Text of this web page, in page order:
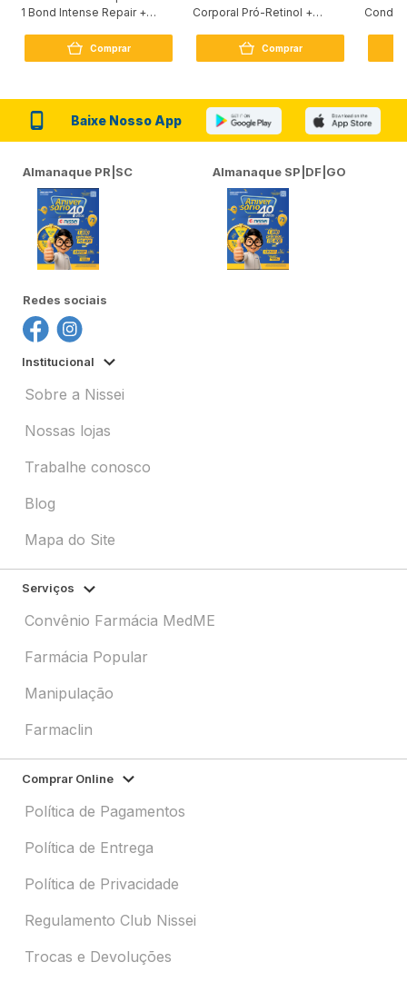
1 Bond Intense Repair +
Comprar
Corporal Pró-Retinol +
Comprar
Baixe Nosso App
Almanaque PR|SC Almanaque SP|DF|GO
Redes sociais
Institucional
Sobre a Nissei
Nossas lojas
Trabalhe conosco
Blog
Mapa do Site
Serviços
Convênio Farmácia MedME
Farmácia Popular
Manipulação
Farmaclin
Comprar Online
Política de Pagamentos
Política de Entrega
Política de Privacidade
Regulamento Club Nissei
Trocas e Devoluções